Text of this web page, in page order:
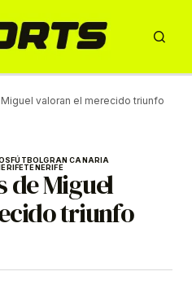
valoran el merecido triunfo
FÚTBOLGRAN CANARIA
TENERIFE
de Miguel
triunfo